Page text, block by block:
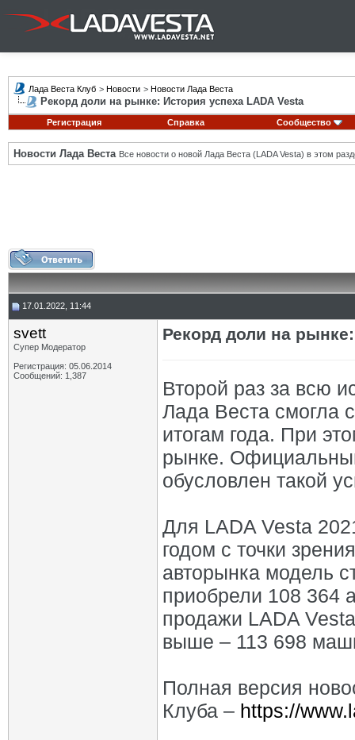
Лада Веста Клуб > Новости > Новости Лада Веста
Рекорд доли на рынке: История успеха LADA Vesta
Регистрация Справка Сообщество
Новости Лада Веста Все новости о новой Лада Веста (LADA Vesta) в этом
17.01.2022, 11:44
svett
Супер Модератор
Регистрация: 05.06.2014
Сообщений: 1,387
Рекорд доли на
Второй раз за всю
Лада Веста смогла
итогам года. При
рынке.
обусловлен такой
Для LADA Vesta
годом с точки
авторынка модель
приобрели 108 364
продажи LADA
выше – 113 698
Полная версия
Клуба – https://